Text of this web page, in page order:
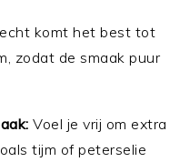
komt het best tot
zodat de smaak puur
Voel je vrij om extra
tijm of peterselie